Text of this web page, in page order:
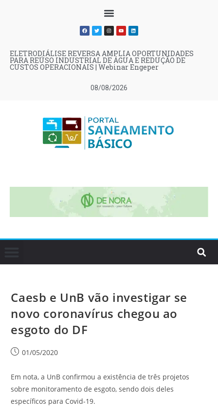
08/08/2026
ELETRODIÁLISE REVERSA AMPLIA OPORTUNIDADES
PARA REÚSO INDUSTRIAL DE ÁGUA E REDUÇÃO DE
CUSTOS OPERACIONAIS | Webinar Engeper
Caesb e UnB vão investigar se
novo coronavírus chegou ao
esgoto do DF
01/05/2020
Em nota, a UnB confirmou a existência de três projetos
sobre monitoramento de esgoto, sendo dois deles
específicos para Covid-19.